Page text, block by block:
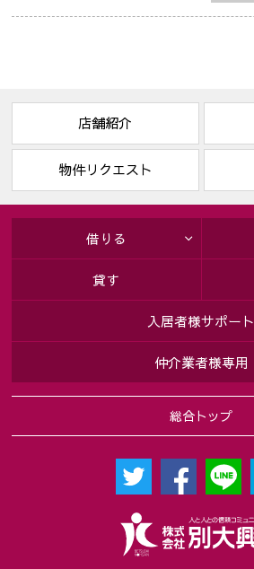
店舗紹介
物件リクエスト
総合トップ
借りる
貸す
入居者様サポート
仲介業者様専用